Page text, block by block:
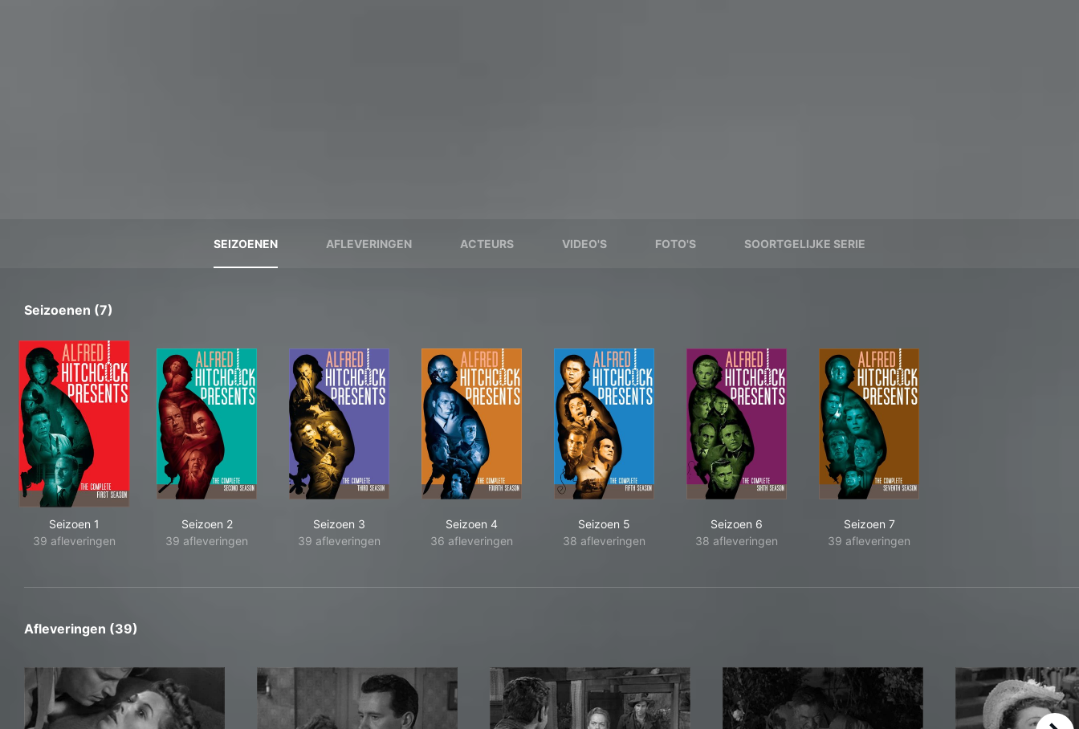
SEIZOENEN AFLEVERINGEN ACTEURS VIDEO'S FOTO'S SOORTGELIJKE SERIE
Seizoenen (7)
Seizoen 1
39 afleveringen
Seizoen 2
39 afleveringen
Seizoen 3
39 afleveringen
Seizoen 4
36 afleveringen
Seizoen 5
38 afleveringen
Seizoen 6
38 afleveringen
Seizoen 7
39 afleveringen
Afleveringen (39)